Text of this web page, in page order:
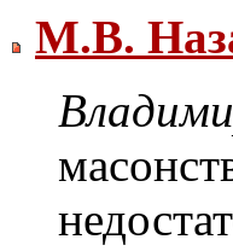
М.В.